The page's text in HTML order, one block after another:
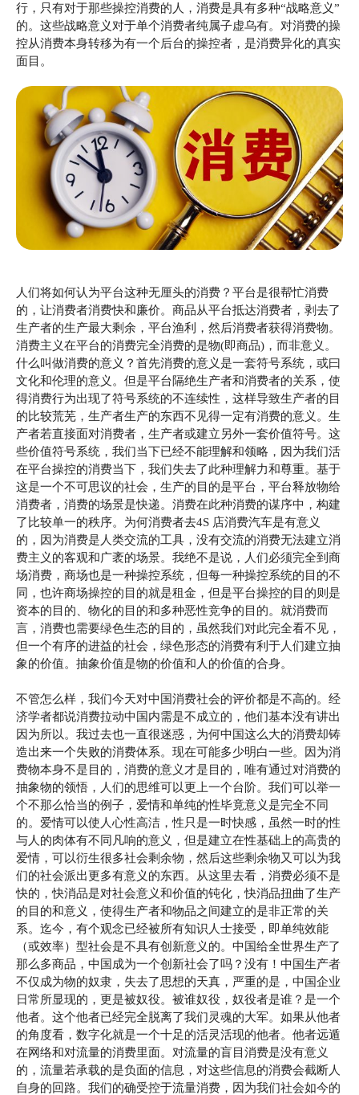
行，只有对于那些操控消费的人，消费是具有多种“战略意义”
的。这些战略意义对于单个消费者纯属子虚乌有。对消费的操
控从消费本身转移为有一个后台的操控者，是消费异化的真实
面目。
人们将如何认为平台这种无厘头的消费？平台是很帮忙消费
的，让消费者消费快和廉价。商品从平台抵达消费者，剥去了
生产者的生产最大剩余，平台渔利，然后消费者获得消费物。
消费主义在平台的消费完全消费的是物(即商品)，而非意义。
什么叫做消费的意义？首先消费的意义是一套符号系统，或曰
文化和伦理的意义。但是平台隔绝生产者和消费者的关系，使
得消费行为出现了符号系统的不连续性，这样导致生产者的目
的比较荒芜，生产者生产的东西不见得一定有消费的意义。生
产者若直接面对消费者，生产者或建立另外一套价值符号。这
些价值符号系统，我们当下已经不能理解和领略，因为我们活
在平台操控的消费当下，我们失去了此种理解力和尊重。基于
这是一个不可思议的社会，生产的目的是平台，平台释放物给
消费者，消费的场景是快递。消费在此种消费的谋序中，构建
了比较单一的秩序。为何消费者去4S 店消费汽车是有意义
的，因为消费是人类交流的工具，没有交流的消费无法建立消
费主义的客观和广袤的场景。我绝不是说，人们必须完全到商
场消费，商场也是一种操控系统，但每一种操控系统的目的不
同，也许商场操控的目的就是租金，但是平台操控的目的则是
资本的目的、物化的目的和多种恶性竞争的目的。就消费而
言，消费也需要绿色生态的目的，虽然我们对此完全看不见，
但一个有序的进益的社会，绿色形态的消费有利于人们建立抽
象的价值。抽象价值是物的价值和人的价值的合身。
不管怎么样，我们今天对中国消费社会的评价都是不高的。经
济学者都说消费拉动中国内需是不成立的，他们基本没有讲出
因为所以。我过去也一直很迷惑，为何中国这么大的消费却铸
造出来一个失败的消费体系。现在可能多少明白一些。因为消
费物本身不是目的，消费的意义才是目的，唯有通过对消费的
抽象物的领悟，人们的思维可以更上一个台阶。我们可以举一
个不那么恰当的例子，爱情和单纯的性毕竟意义是完全不同
的。爱情可以使人心性高洁，性只是一时快感，虽然一时的性
与人的肉体有不同凡响的意义，但是建立在性基础上的高贵的
爱情，可以衍生很多社会剩余物，然后这些剩余物又可以为我
们的社会派出更多有意义的东西。从这里去看，消费必须不是
快的，快消品是对社会意义和价值的钝化，快消品扭曲了生产
的目的和意义，使得生产者和物品之间建立的是非正常的关
系。迄今，有个观念已经被所有知识人士接受，即单纯效能
（或效率）型社会是不具有创新意义的。中国给全世界生产了
那么多商品，中国成为一个创新社会了吗？没有！中国生产者
不仅成为物的奴隶，失去了思想的天真，严重的是，中国企业
日常所显现的，更是被奴役。被谁奴役，奴役者是谁？是一个
他者。这个他者已经完全脱离了我们灵魂的大军。如果从他者
的角度看，数字化就是一个十足的活灵活现的他者。他者远遁
在网络和对流量的消费里面。对流量的盲目消费是没有意义
的，流量若承载的是负面的信息，对这些信息的消费会截断人
自身的回路。我们的确受控于流量消费，因为我们社会如今的